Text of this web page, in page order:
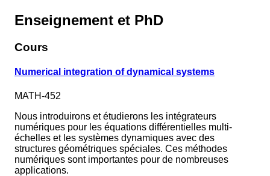
Enseignement et PhD
Cours
Numerical integration of dynamical systems
MATH-452
Nous introduirons et étudierons les intégrateurs
numériques pour les équations différentielles multi-
échelles et les systèmes dynamiques avec des
structures géométriques spéciales. Ces méthodes
numériques sont importantes pour de nombreuses
applications.